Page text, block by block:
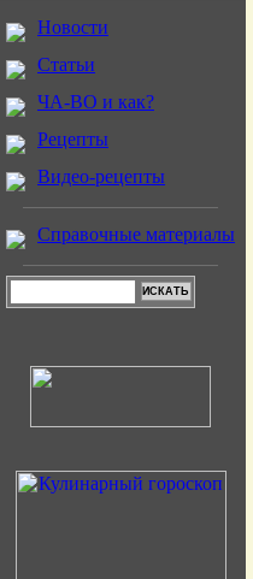
Новости
Статьи
ЧА-ВО и как?
Рецепты
Видео-рецепты
Справочные материалы